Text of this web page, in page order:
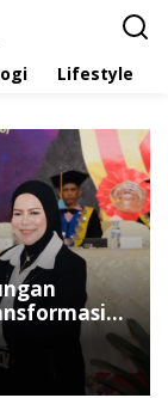
Lifestyle